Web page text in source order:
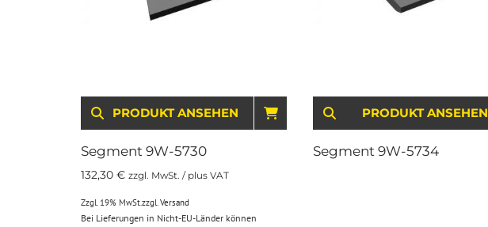
PRODUKT ANSEHEN
Segment 9W-5730
132,30 € zzgl. MwSt. / plus VAT
Zzgl. 19% MwSt.zzgl.Versand
Bei Lieferungen in Nicht-EU-Länder können
IN DEN WARENKORBPRODUKT ANSEHEN
Segment 9W-5734